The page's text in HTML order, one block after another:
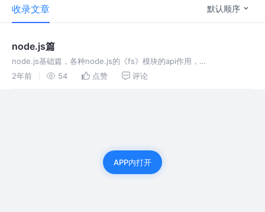
收录文章 默认顺序
node.js篇
node.js基础篇，各种node.js的《fs》模块的api作用，
——————————————————
2年前 54 点赞 评论
APP内打开